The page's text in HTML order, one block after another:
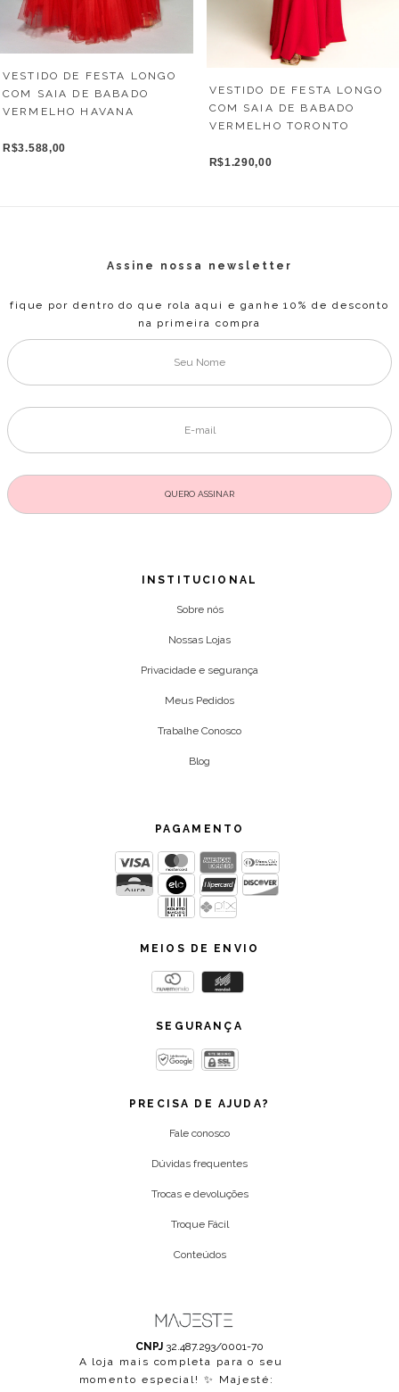
VESTIDO DE FESTA LONGO
COM SAIA DE BABADO
VERMELHO HAVANA
R$3.588,00
VESTIDO DE FESTA LONGO
COM SAIA DE BABADO
VERMELHO TORONTO
R$1.290,00
Assine nossa newsletter
fique por dentro do que rola aqui e ganhe 10% de desconto
na primeira compra
INSTITUCIONAL
Sobre nós
Nossas Lojas
Privacidade e segurança
Meus Pedidos
Trabalhe Conosco
Blog
PAGAMENTO
MEIOS DE ENVIO
SEGURANÇA
PRECISA DE AJUDA?
Fale conosco
Dúvidas frequentes
Trocas e devoluções
Troque Fácil
Conteúdos
CNPJ 32.487.293/0001-70
A loja mais completa para o seu
momento especial! ✨ Majesté: